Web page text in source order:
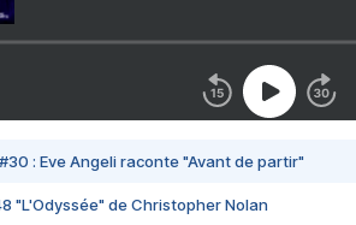
#30 : Eve Angeli raconte "Avant de partir"
"L'Odyssée" de Christopher Nolan